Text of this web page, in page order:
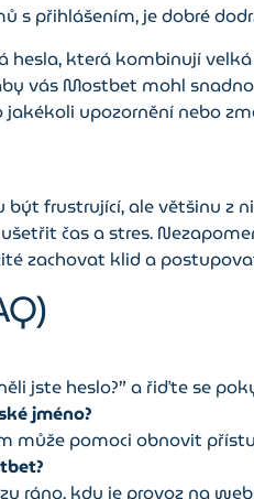
s přihlášením, je dobré
hesla, která kombinují
vás Mostbet mohl
upozornění nebo
frustrující, ale většinu z
čas a stres.
zachovat klid a
jste heslo?” a řiďte se
jméno?
může pomoci obnovit
ráno, kdy je provoz na